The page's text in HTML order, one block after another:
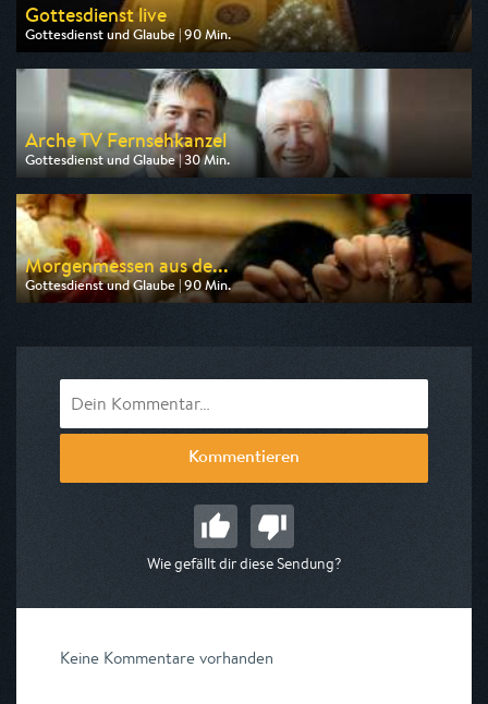
Gottesdienst live
Gottesdienst und Glaube | 90 Min.
Ausgestrahlt von Bibel TV
am 09.08.2026, 10:00
Arche TV Fernsehkanzel
Gottesdienst und Glaube | 30 Min.
Ausgestrahlt von Anixe Plus
am 07.08.2026, 01:05
Morgenmessen aus de...
Gottesdienst und Glaube | 90 Min.
Ausgestrahlt von Bibel TV
Kommentieren
Wie gefällt dir diese Sendung?
Keine Kommentare vorhanden